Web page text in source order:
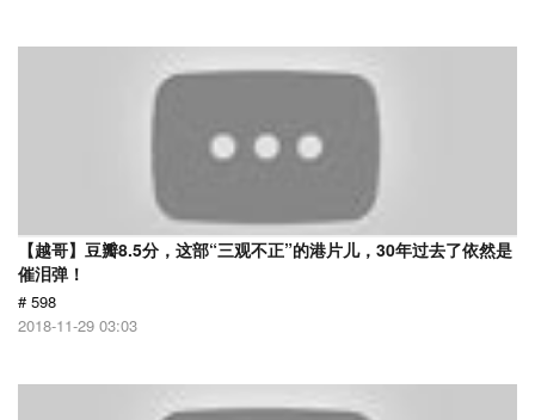
【越哥】豆瓣8.5分，这部“三观不正”的港片儿，30年过去了依然是
催泪弹！
# 598
2018-11-29 03:03